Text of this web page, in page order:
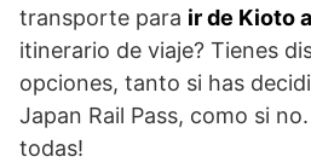
transporte para ir de Kioto
itinerario de viaje? Tienes
opciones, tanto si has
Japan Rail Pass, como si
todas!